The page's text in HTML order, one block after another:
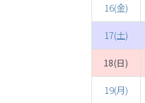
16(金)
17(土)
18(日)
19(月)